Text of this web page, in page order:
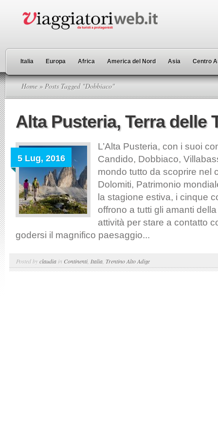
Italia Europa Africa America del Nord Asia Centro
Home » Posts Tagged "Dobbiaco"
Alta Pusteria, Terra delle
5 Lug, 2016
L’Alta Pusteria, con i suoi
Candido, Dobbiaco,
mondo tutto da scoprire nel
Dolomiti, Patrimonio
la stagione estiva, i cinque
offrono a tutti gli amanti
attività per stare a contatto
godersi il magnifico paesaggio...
Posted byclaudia in Continenti, Italia Trentino Alto Adige